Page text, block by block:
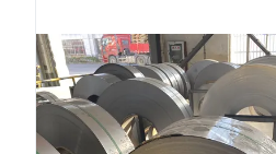
Korrosionsbeständigkeit,
überlegene Qualität. Diese
verschiedenen ...